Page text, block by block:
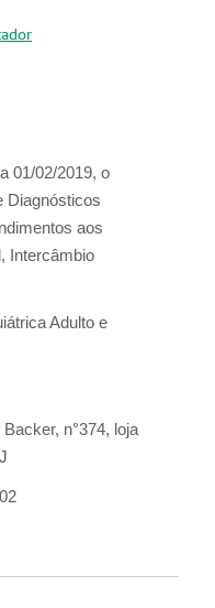
01/02/2019, o
Diagnósticos
aos
Intercâmbio
Adulto e
n°374, loja